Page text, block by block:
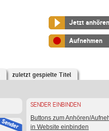
Jetzt anhören
Aufnehmen
zuletzt gespielte Titel
SENDER EINBINDEN
Buttons zum Anhören/
in Website einbinden